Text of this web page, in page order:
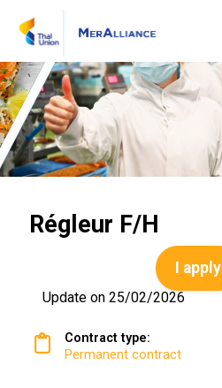
Régleur F/H
I apply
Update on 25/02/2026
Contract type:
Permanent contract